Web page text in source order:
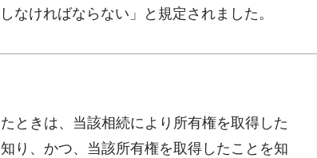
ければならない」と規定されました。
ときは、当該相続により所有権を取得した
り、かつ、当該所有権を取得したことを知